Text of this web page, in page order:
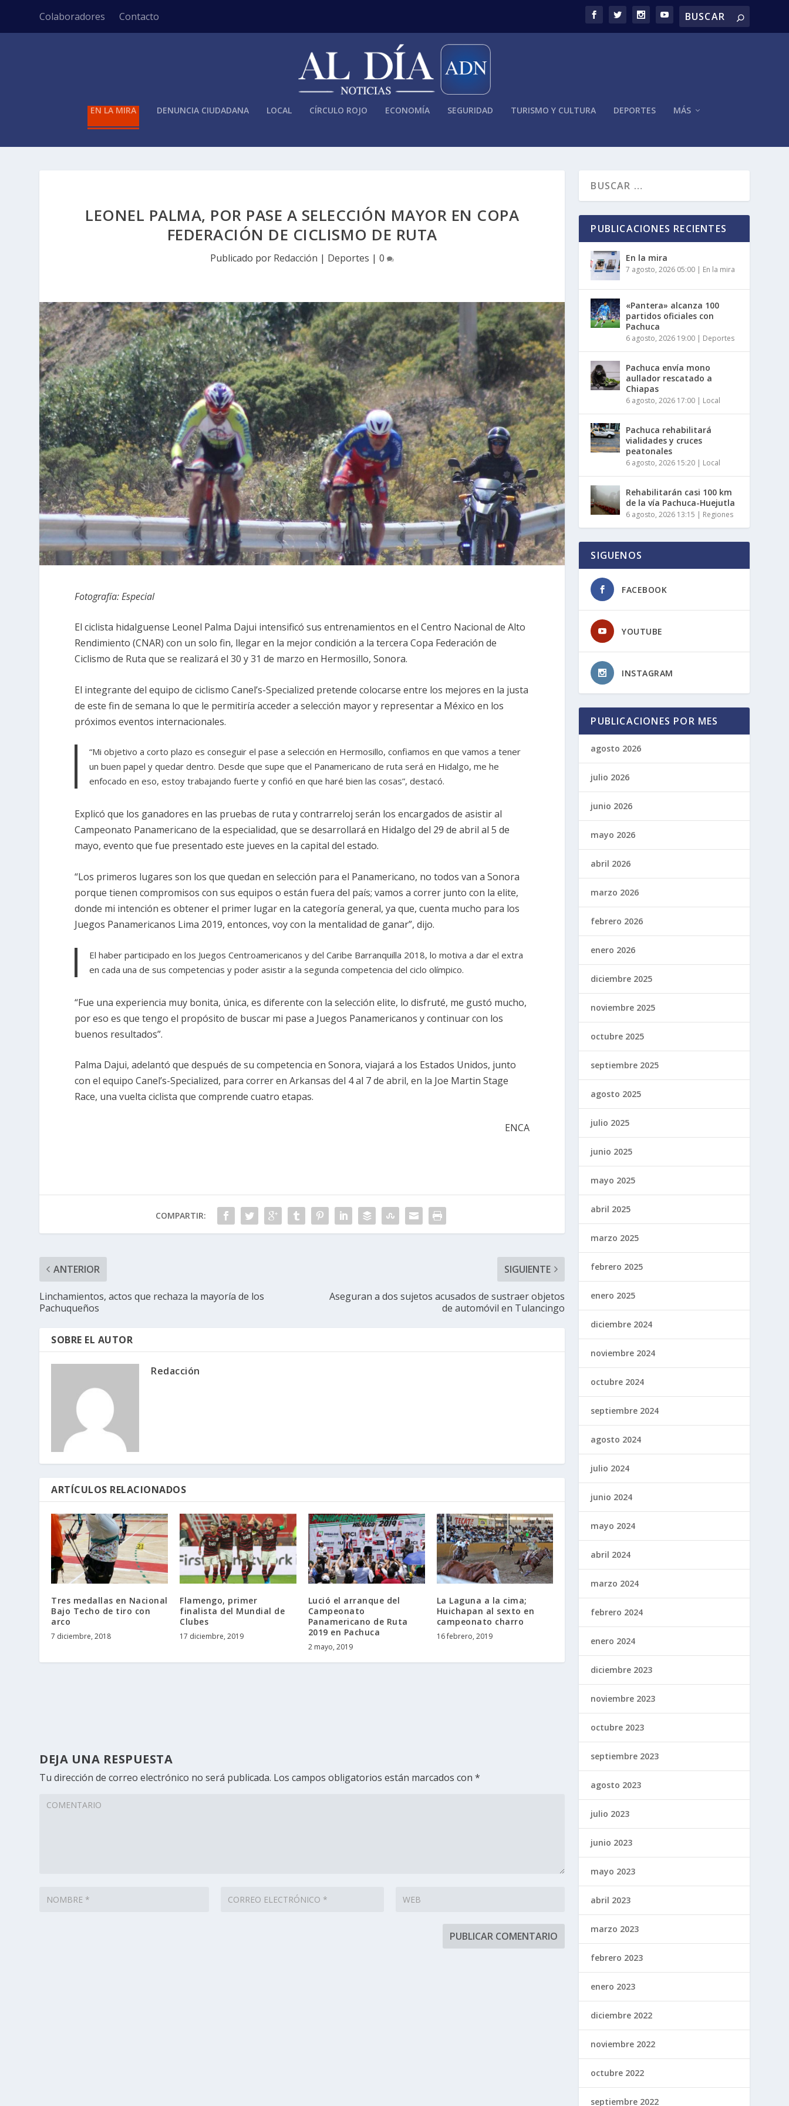
Colaboradores Contacto
EN LA MIRA DENUNCIA CIUDADANA LOCAL CÍRCULO ROJO ECONOMÍA SEGURIDAD TURISMO Y CULTURA DEPORTES MÁS
LEONEL PALMA, POR PASE A SELECCIÓN MAYOR EN COPA
FEDERACIÓN DE CICLISMO DE RUTA
Publicado por Redacción | Deportes |0
Fotografía: Especial
El ciclista hidalguense Leonel Palma Dajui intensificó sus entrenamientos en el Centro Nacional de Alto
Rendimiento (CNAR) con un solo fin, llegar en la mejor condición a la tercera Copa Federación de
Ciclismo de Ruta que se realizará el 30 y 31 de marzo en Hermosillo, Sonora.
El integrante del equipo de ciclismo Canel’s-Specialized pretende colocarse entre los mejores en la justa
de este fin de semana lo que le permitiría acceder a selección mayor y representar a México en los
próximos eventos internacionales.
“Mi objetivo a corto plazo es conseguir el pase a selección en Hermosillo, confiamos en que vamos a tener
un buen papel y quedar dentro. Desde que supe que el Panamericano de ruta será en Hidalgo, me he
enfocado en eso, estoy trabajando fuerte y confió en que haré bien las cosas”, destacó.
Explicó que los ganadores en las pruebas de ruta y contrarreloj serán los encargados de asistir al
Campeonato Panamericano de la especialidad, que se desarrollará en Hidalgo del 29 de abril al 5 de
mayo, evento que fue presentado este jueves en la capital del estado.
“Los primeros lugares son los que quedan en selección para el Panamericano, no todos van a Sonora
porque tienen compromisos con sus equipos o están fuera del país; vamos a correr junto con la elite,
donde mi intención es obtener el primer lugar en la categoría general, ya que, cuenta mucho para los
Juegos Panamericanos Lima 2019, entonces, voy con la mentalidad de ganar”, dijo.
El haber participado en los Juegos Centroamericanos y del Caribe Barranquilla 2018, lo motiva a dar el extra
en cada una de sus competencias y poder asistir a la segunda competencia del ciclo olímpico.
“Fue una experiencia muy bonita, única, es diferente con la selección elite, lo disfruté, me gustó mucho,
por eso es que tengo el propósito de buscar mi pase a Juegos Panamericanos y continuar con los
buenos resultados”.
Palma Dajui, adelantó que después de su competencia en Sonora, viajará a los Estados Unidos, junto
con el equipo Canel’s-Specialized, para correr en Arkansas del 4 al 7 de abril, en la Joe Martin Stage
Race, una vuelta ciclista que comprende cuatro etapas.
ENCA
COMPARTIR:
ANTERIOR
Linchamientos, actos que rechaza la mayoría de los
Pachuqueños
SIGUIENTE
Aseguran a dos sujetos acusados de sustraer objetos
de automóvil en Tulancingo
SOBRE EL AUTOR
Redacción
ARTÍCULOS RELACIONADOS
Tres medallas en Nacional
Bajo Techo de tiro con
arco
7 diciembre, 2018
Flamengo, primer
finalista del Mundial de
Clubes
17 diciembre, 2019
Lució el arranque del
Campeonato
Panamericano de Ruta
2019 en Pachuca
2 mayo, 2019
La Laguna a la cima;
Huichapan al sexto en
campeonato charro
16 febrero, 2019
DEJA UNA RESPUESTA
Tu dirección de correo electrónico no será publicada. Los campos obligatorios están marcados con*
PUBLICACIONES RECIENTES
En la mira
7 agosto, 2026 05:00 | En la mira
«Pantera» alcanza 100
partidos oficiales con
Pachuca
6 agosto, 2026 19:00 | Deportes
Pachuca envía mono
aullador rescatado a
Chiapas
6 agosto, 2026 17:00 | Local
Pachuca rehabilitará
vialidades y cruces
peatonales
6 agosto, 2026 15:20 | Local
Rehabilitarán casi 100 km
de la vía Pachuca-Huejutla
6 agosto, 2026 13:15 | Regiones
SIGUENOS
FACEBOOK
YOUTUBE
INSTAGRAM
PUBLICACIONES POR MES
agosto 2026
julio 2026
junio 2026
mayo 2026
abril 2026
marzo 2026
febrero 2026
enero 2026
diciembre 2025
noviembre 2025
octubre 2025
septiembre 2025
agosto 2025
julio 2025
junio 2025
mayo 2025
abril 2025
marzo 2025
febrero 2025
enero 2025
diciembre 2024
noviembre 2024
octubre 2024
septiembre 2024
agosto 2024
julio 2024
junio 2024
mayo 2024
abril 2024
marzo 2024
febrero 2024
enero 2024
diciembre 2023
noviembre 2023
octubre 2023
septiembre 2023
agosto 2023
julio 2023
junio 2023
mayo 2023
abril 2023
marzo 2023
febrero 2023
enero 2023
diciembre 2022
noviembre 2022
octubre 2022
septiembre 2022